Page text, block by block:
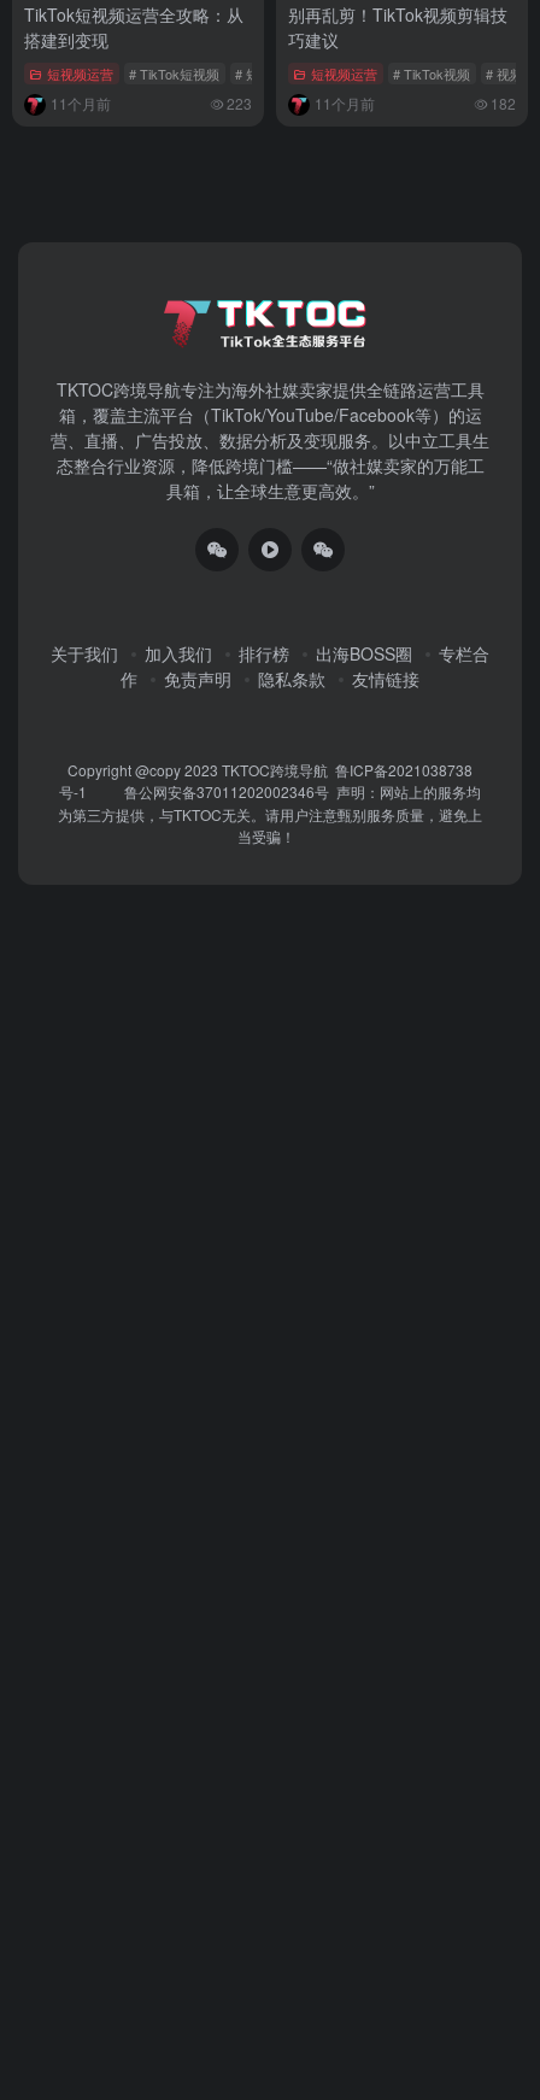
TikTok短视频运营全攻略：从
搭建到变现
短视频运营 # TikTok短视频 # 短视频运营
11个月前 223
别再乱剪！TikTok视频剪辑技
巧建议
短视频运营 # TikTok视频 # 视频剪
11个月前 182
TKTOC跨境导航​专注为海外社媒卖家提供全链路运营工具
箱，覆盖主流平台（TikTok/YouTube/Facebook等）​的运
营、直播、广告投放、数据分析及变现服务。以中立工具生
态整合行业资源，降低跨境门槛——“做社媒卖家的万能工
具箱，让全球生意更高效。”
关于我们 加入我们 排行榜 出海BOSS圈
专栏合
作
免责声明 隐私条款 友情链接
Copyright @copy 2023 TKTOC跨境导航 鲁ICP备2021038738
号-1
鲁公网安备37011202002346号 声明：网站上的服务均
为第三方提供，与TKTOC无关。请用户注意甄别服务质量，避免上
当受骗！